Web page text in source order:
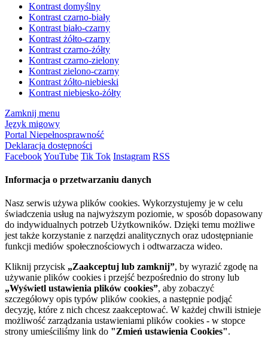
Kontrast domyślny
Kontrast czarno-biały
Kontrast biało-czarny
Kontrast żółto-czarny
Kontrast czarno-żółty
Kontrast czarno-zielony
Kontrast zielono-czarny
Kontrast żółto-niebieski
Kontrast niebiesko-żółty
Zamknij menu
Język migowy
Portal Niepełnosprawność
Deklaracja dostępności
FacebookYouTube Tik Tok Instagram RSS
Informacja o przetwarzaniu danych
Nasz serwis używa plików cookies. Wykorzystujemy je w celu
świadczenia usług na najwyższym poziomie, w sposób dopasowany
do indywidualnych potrzeb Użytkowników. Dzięki temu możliwe
jest także korzystanie z narzędzi analitycznych oraz udostępnianie
funkcji mediów społecznościowych i odtwarzacza wideo.
Kliknij przycisk „Zaakceptuj lub zamknij”, by wyrazić zgodę na
używanie plików cookies i przejść bezpośrednio do strony lub
„Wyświetl ustawienia plików cookies”, aby zobaczyć
szczegółowy opis typów plików cookies, a następnie podjąć
decyzję, które z nich chcesz zaakceptować. W każdej chwili istnieje
możliwość zarządzania ustawieniami plików cookies - w stopce
strony umieściliśmy link do "Zmień ustawienia Cookies".